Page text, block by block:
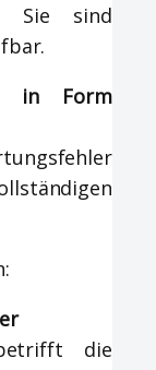
Sie sind
in Form
die